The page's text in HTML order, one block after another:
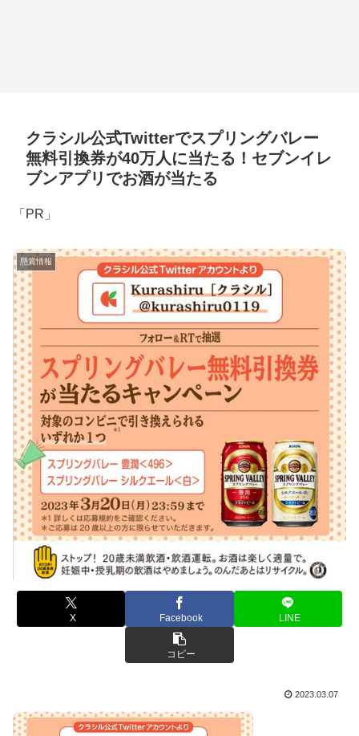
クラシル公式Twitterでスプリングバレー
無料引換券が40万人に当たる！セブンイレ
ブンアプリでお酒が当たる
「PR」
懸賞情報
X Facebook LINE
コピー
2023.03.07